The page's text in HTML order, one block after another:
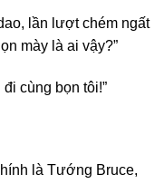
lần lượt chém ngất
mày là ai vậy?”
cùng bọn tôi!”
là Tướng Bruce,